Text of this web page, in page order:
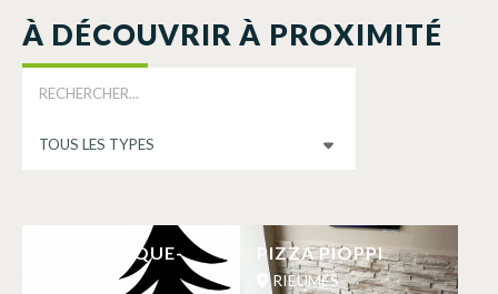
À DÉCOUVRIR À PROXIMITÉ
AIRE DE PIQUE-
PIZZA PIOPPI
RIEUMES